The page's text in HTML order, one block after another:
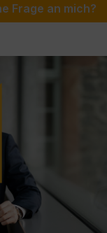
Frage an mich?